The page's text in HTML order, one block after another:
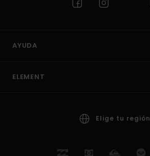
AYUDA
ELEMENT
Elige tu región